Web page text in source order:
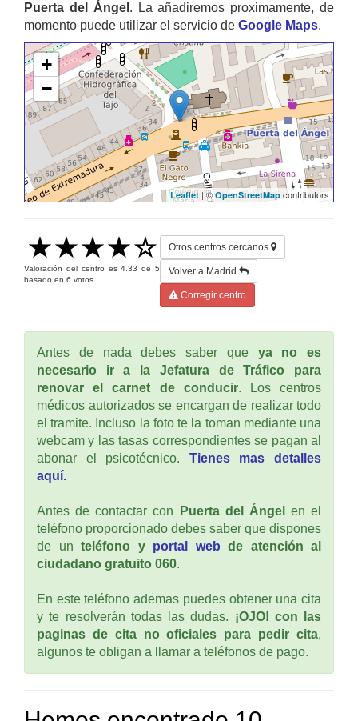
Puerta del Ángel . La añadiremos proximamente, de
momento puede utilizar el servicio de Google Maps.
+
−
Leaflet | © OpenStreetMap contributors
Valoración del centro es4.33 de5
basado en 6 votos.
Otros centros cercanos
Volver a Madrid
Corregir centro
Antes de nada debes saber que ya no es
necesario ir a la Jefatura de Tráfico para
renovar el carnet de conducir. Los centros
médicos autorizados se encargan de realizar todo
el tramite. Incluso la foto te la toman mediante una
webcam y las tasas correspondientes se pagan al
abonar el psicotécnico. Tienes mas detalles
aquí.
Antes de contactar con Puerta del Ángel
en el
teléfono proporcionado debes saber que dispones
de un teléfono y portal web de atención al
ciudadano gratuito 060.
En este teléfono ademas puedes obtener una cita
y te resolverán todas las dudas. ¡OJO! con las
paginas de cita no oficiales para pedir cita,
algunos te obligan a llamar a teléfonos de pago.